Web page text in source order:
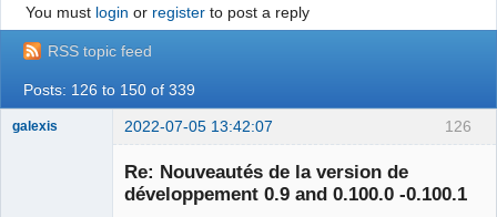
Wiki
BugTracker
Videos
Manual 0.8_cs
You must login or registerto post a reply
RSS topic feed
Posts: 126 to 150 of 339
126
galexis 2022-07-05 13:42:07
Re: Nouveautés de la version de
développement 0.9 and 0.100.0 -0.100.1